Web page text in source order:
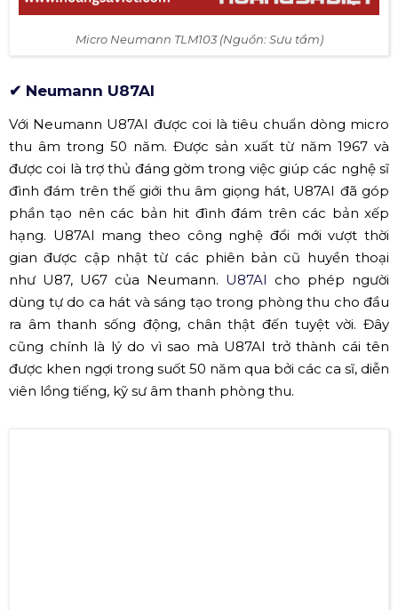
Micro Neumann TLM103 (Nguồn: Sưu tầm)
✔ Neumann U87AI
Với Neumann U87AI được coi là tiêu chuẩn dòng micro
thu âm trong 50 năm. Được sản xuất từ năm 1967 và
được coi là trợ thủ đáng gờm trong việc giúp các nghệ sĩ
đình đám trên thế giới thu âm giọng hát, U87AI đã góp
phần tạo nên các bản hit đình đám trên các bản xếp
hạng. U87AI mang theo công nghệ đổi mới vượt thời
gian được cập nhật từ các phiên bản cũ huyền thoại
như U87, U67 của Neumann. U87AI cho phép người
dùng tự do ca hát và sáng tạo trong phòng thu cho đầu
ra âm thanh sống động, chân thật đến tuyệt vời. Đây
cũng chính là lý do vì sao mà U87AI trở thành cái tên
được khen ngợi trong suốt 50 năm qua bởi các ca sĩ, diễn
viên lồng tiếng, kỹ sư âm thanh phòng thu.